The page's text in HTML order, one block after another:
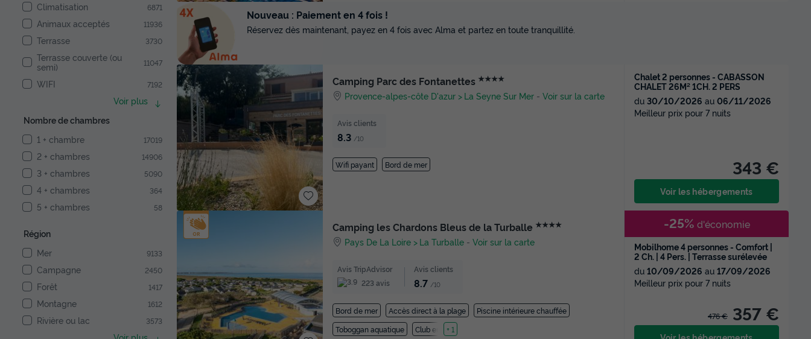
Climatisation
6871
Animaux acceptés 11936
Terrasse 3730
Terrasse couverte (ou
semi)
11047
WIFI 7192
Voir plus
Nombre de chambres
1 + chambre
17019
2 + chambres 14906
3 + chambres 5090
4 + chambres 364
5 + chambres 58
Région
Mer
9133
Campagne 2450
Forêt 1417
Montagne 1612
Rivière ou lac 3573
Camping Parc des Fontanettes ★★★★
Provence-alpes-côte D'azur La Seyne Sur Mer -Voir sur la carte
Avis clients
8.3 /10
Wifi payant Bord de mer
Chalet 2 personnes - CABASSON
CHALET 26M² 1CH. 2 PERS
du 30/10/2026 au 06/11/2026
Meilleur prix pour 7 nuits
343 €
Voir les hébergements
Camping les Chardons Bleus de la Turballe ★★★★
Pays De La Loire La Turballe -Voir sur la carte
Avis TripAdvisor
223 avis
Avis clients
8.7 /10
Bord de mer Accès direct à la plage
Piscine intérieure chauffée
Toboggan aquatique
Club enfant
+ 1
Mobilhome 4 personnes - Comfort |
2 Ch. | 4 Pers. | Terrasse surélevée
du 10/09/2026 au 17/09/2026
Meilleur prix pour 7 nuits
476 € 357 €
-25% d'économie
Nouveau : Paiement en 4 fois !
Réservez dès maintenant, payez en 4 fois avec Alma et partez en toute tranquillité.